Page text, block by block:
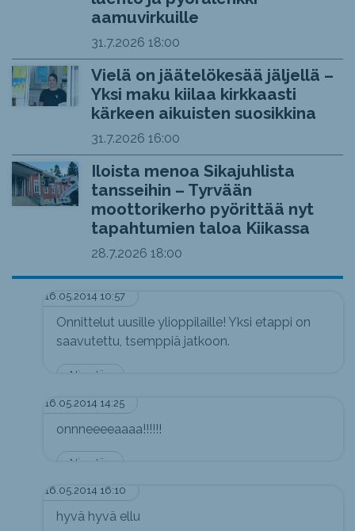
aamuvirkuille
31.7.2026 18:00
Vielä on jäätelökesää jäljellä –
Yksi maku kiilaa kirkkaasti
kärkeen aikuisten suosikkina
31.7.2026 16:00
Iloista menoa Sikajuhlista
tansseihin – Tyrvään
moottorikerho pyörittää nyt
tapahtumien taloa Kiikassa
28.7.2026 18:00
16.05.2014 10:57
Nimetön
Onnittelut uusille ylioppilaille! Yksi etappi on
saavutettu, tsemppiä jatkoon.
16.05.2014 14:25
Nimetön
onnneeeeaaaa!!!!!!
16.05.2014 16:10
hyvä hyvä ellu